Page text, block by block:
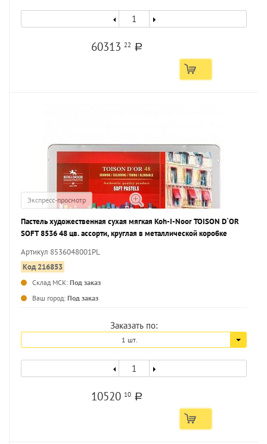
6031322 a
Экспресс-просмотр
Пастель художественная сухая мягкая Koh-I-Noor TOISON D`OR
SOFT 8536 48 цв. ассорти, круглая в металлической коробке
Артикул 8536048001PL
Код 216853
Склад МСК: Под заказ
Ваш город: Под заказ
Заказать по:
1 шт.
10520 10 a